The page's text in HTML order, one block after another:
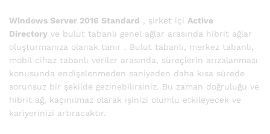
Windows Server 2016 Standard , şirket içi Active
Directory ve bulut tabanlı genel ağlar arasında hibrit ağlar
oluşturmanıza olanak tanır . Bulut tabanlı, merkez tabanlı,
mobil cihaz tabanlı veriler arasında, süreçlerin arızalanması
konusunda endişelenmeden saniyeden daha kısa sürede
sorunsuz bir şekilde gezinebilirsiniz. Bu zaman doğruluğu ve
hibrit ağ, kaçınılmaz olarak işinizi olumlu etkileyecek ve
kariyerinizi artıracaktır.